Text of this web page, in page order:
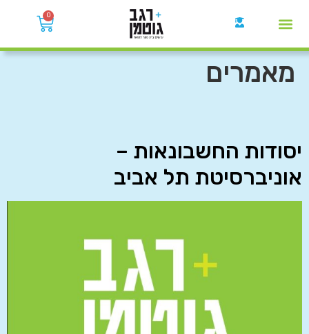
0
מאמרים
יסודות החשבונאות –
אוניברסיטת תל אביב